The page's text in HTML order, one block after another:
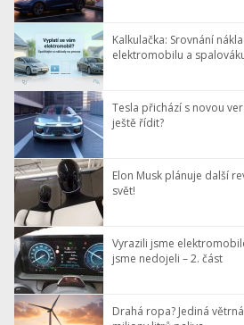
Kalkulačka: Srovnání
elektromobilu a
Tesla přichází s novou
ještě řídit?
Elon Musk plánuje další
svět!
Vyrazili jsme
jsme nedojeli – 2. část
Drahá ropa? Jediná